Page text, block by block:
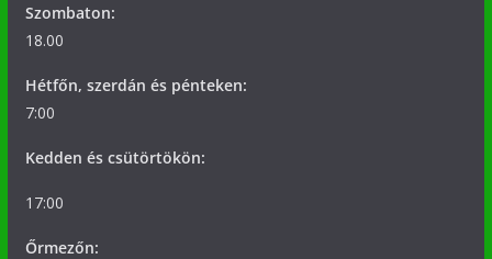
Szombaton:
18.00
Hétfőn, szerdán és pénteken:
7:00
Kedden és csütörtökön:
17:00
Őrmezőn: